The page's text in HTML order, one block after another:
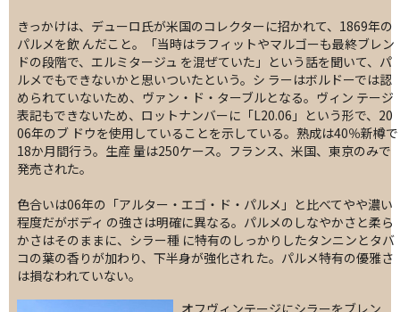
きっかけは、デューロ氏が米国のコレクターに招かれて、1869年の
パルメを飲 んだこと。「当時はラフィットやマルゴーも最終ブレン
ドの段階で、エルミタージュ を混ぜていた」という話を聞いて、パ
ルメでもできないかと思いついたという。シ ラーはボルドーでは認
められていないため、ヴァン・ド・ターブルとなる。ヴィン テージ
表記もできないため、ロットナンバーに「L20.06」という形で、20
06年のブ ドウを使用していることを示している。熟成は40％新樽で
18か月間行う。生産 量は250ケース。フランス、米国、東京のみで
発売された。
色合いは06年の「アルター・エゴ・ド・パルメ」と比べてやや濃い
程度だがボディ の強さは明確に異なる。パルメのしなやかさと柔ら
かさはそのままに、シラー種 に特有のしっかりしたタンニンとタバ
コの葉の香りが加わり、下半身が強化され た。パルメ特有の優雅さ
は損なわれていない。